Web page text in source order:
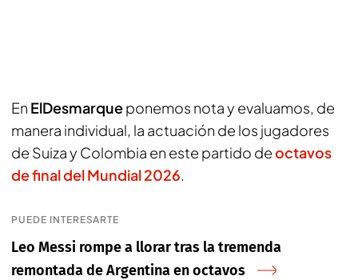
En ElDesmarqueponemos nota y evaluamos, de
manera individual, la actuación de los jugadores
de Suiza y Colombia en este partido deoctavos
de final del Mundial 2026.
PUEDE INTERESARTE
Leo Messi rompe a llorar tras la tremenda
remontada de Argentina en octavos